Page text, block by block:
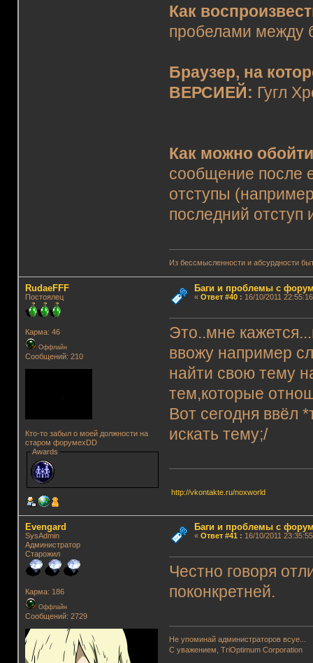
Как
пробелами между
Браузер, на
ВЕРСИЕЙ: Гугл
Как можно
сообщение после
отступы
последний
Из бессмысленности и абсурдности
RudaeFFF
Постоялец
Карма: 46
Оффлайн
Сообщений: 210
Кто-то забыл о моей должности на
старом форумеxDD
Awards
Баги и проблемы с
« Ответ #40: 16/10/2011
Это..мне
ввожу например
найти свою тему
тем,которые
Вот сегодня ввёл
искать тему;/
http://vkontakte.ru/noxworld
Evengard
SysAdmin
Администратор
Старожил
Карма: 186
Оффлайн
Сообщений: 2729
Баги и проблемы с
« Ответ #41 : 16/10/2011
Честно говоря
поконкретней.
Не упоминай администраторов всуе...
С уважением, TriOptimum Corporation